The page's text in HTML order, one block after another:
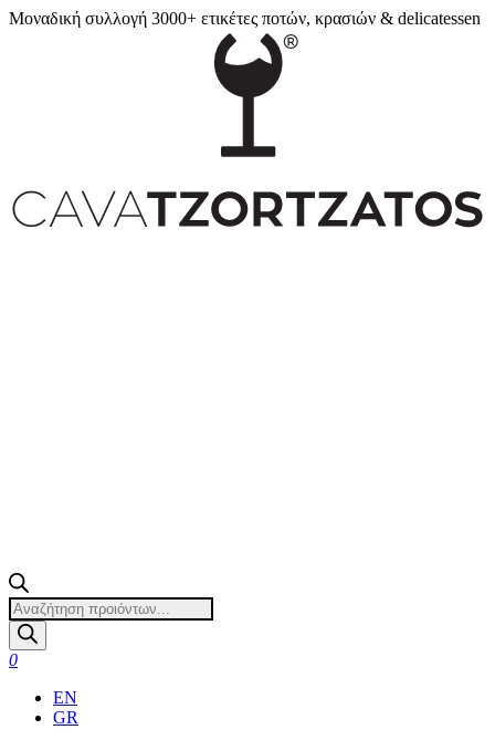
Μοναδική συλλογή 3000+ ετικέτες ποτών, κρασιών & delicatessen
Products
search
0
EN
GR